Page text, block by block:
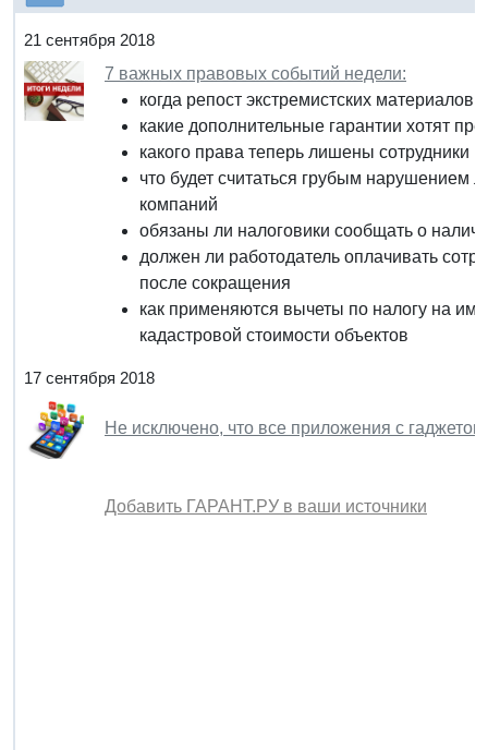
21 сентября 2018
7 важных правовых событий недели:
когда репост экстремистских
какие дополнительные гарантии хотят
какого права теперь лишены сотрудники
что будет считаться грубым
компаний
обязаны ли налоговики сообщать о
должен ли работодатель оплачивать
после сокращения
как применяются вычеты по налогу на
кадастровой стоимости объектов
17 сентября 2018
Не исключено, что все приложения с
Добавить ГАРАНТ.РУ в ваши источники